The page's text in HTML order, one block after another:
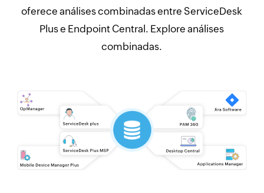
oferece análises combinadas entre ServiceDesk
Plus e Endpoint Central. Explore análises
combinadas.